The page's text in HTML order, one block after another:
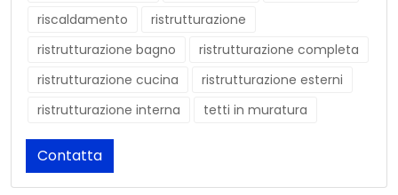
riscaldamento
ristrutturazione
ristrutturazione bagno
ristrutturazione completa
ristrutturazione cucina
ristrutturazione esterni
ristrutturazione interna
tetti in muratura
Contatta